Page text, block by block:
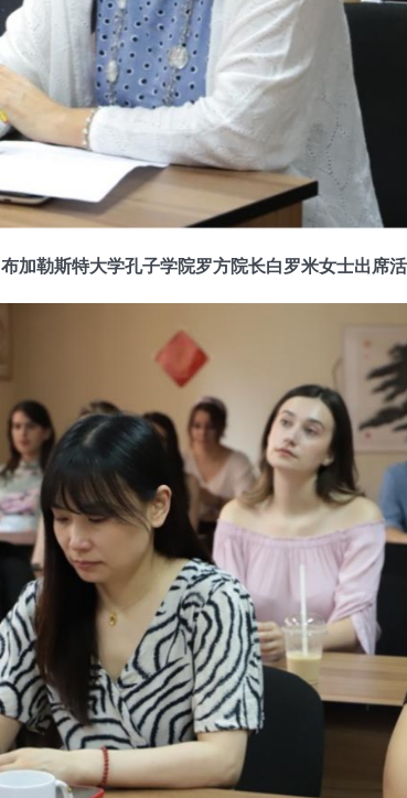
布加勒斯特大学孔子学院罗方院长白罗米女士出席